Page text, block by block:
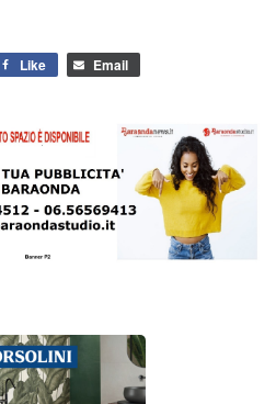
Like Email